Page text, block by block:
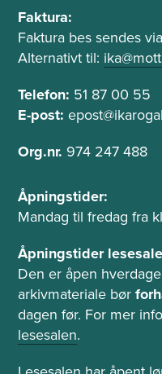
g
t
e
e
f
n
Faktura:
Faktura bes sendes
Alternativt til:
Telefon: 51 87 00 55
E-post:
Org.nr. 974 247 488
Å
p
i
n
g
s
t
Åpningstider:
Mandag til fredag fra
Åpningstider
Den er åpen
arkivmateriale bør
dagen før. For mer
lesesalen.